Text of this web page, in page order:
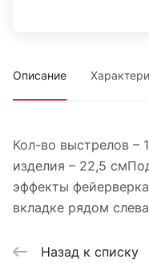
Описание
Кол-во выстрелов –
изделия – 22,5
эффекты
вкладке рядом
Назад к списку